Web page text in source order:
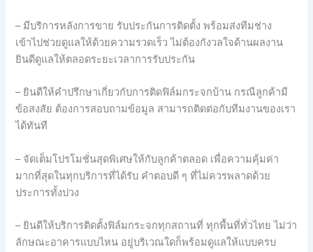
– มีบริการหลังการขาย รับประกันการติดตั้ง พร้อมส่งทีมช่าง
เข้าไปช่วยดูแลให้ด้วยความรวดเร็ว ไม่ต้องกังวลใจด้านผลงาน
ยินดีดูแลให้ตลอดระยะเวลาการรับประกัน
– ยินดีให้คำปรึกษาเกี่ยวกับการติดฟิล์มกระจกบ้าน กรณีลูกค้ามี
ข้อสงสัย ต้องการสอบถามข้อมูล สามารถติดต่อกับทีมงานของเรา
ได้ทันที
– จัดเต็มโปรโมชั่นสุดพิเศษให้กับลูกค้าตลอด เพื่อความคุ้มค่า
มากที่สุดในทุกบริการที่ได้รับ คำตอบดี ๆ ที่ไม่ควรพลาดด้วย
ประการทั้งปวง
– ยินดีให้บริการติดตั้งฟิล์มกระจกทุกสถานที่ ทุกพื้นที่ทั่วไทย ไม่ว่า
ลักษณะอาคารแบบไหน อยู่บริเวณใดก็พร้อมดูแลให้แบบครบ